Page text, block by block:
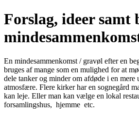
Forslag, ideer samt
En mindesammenkomst / gravøl efter en
bruges af mange som en mulighed for at
dele tanker og minder om afdøde i en mere
atmosfære. Flere kirker har en sognegård
kan leje. Eller man kan vælge en lokal
forsamlingshus, hjemme etc.